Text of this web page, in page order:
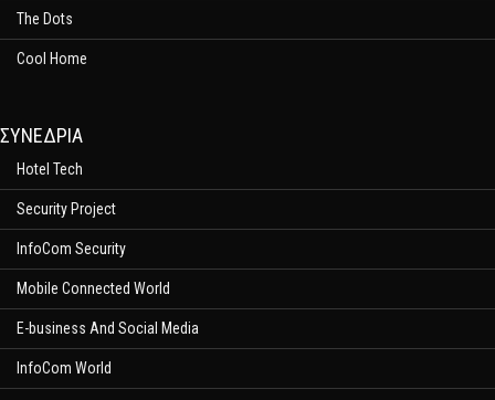
The Dots
Cool Home
ΣΥΝΕΔΡΙΑ
Hotel Tech
Security Project
InfoCom Security
Mobile Connected World
E-business And Social Media
InfoCom World